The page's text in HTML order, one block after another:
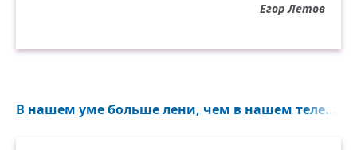
Егор Летов
В нашем уме больше лени, чем в нашем теле...